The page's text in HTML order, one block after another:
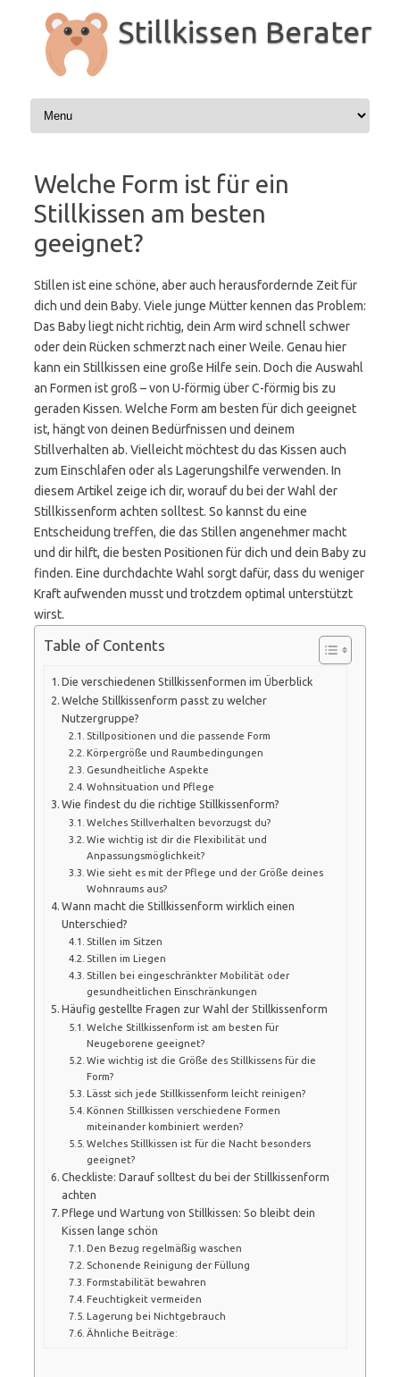
Inhalt
springen
Stillkissen Berater
Welche Form ist für ein
Stillkissen am besten
geeignet?
Stillen ist eine schöne, aber auch herausfordernde Zeit für
dich und dein Baby. Viele junge Mütter kennen das Problem:
Das Baby liegt nicht richtig, dein Arm wird schnell schwer
oder dein Rücken schmerzt nach einer Weile. Genau hier
kann ein Stillkissen eine große Hilfe sein. Doch die Auswahl
an Formen ist groß – von U-förmig über C-förmig bis zu
geraden Kissen. Welche Form am besten für dich geeignet
ist, hängt von deinen Bedürfnissen und deinem
Stillverhalten ab. Vielleicht möchtest du das Kissen auch
zum Einschlafen oder als Lagerungshilfe verwenden. In
diesem Artikel zeige ich dir, worauf du bei der Wahl der
Stillkissenform achten solltest. So kannst du eine
Entscheidung treffen, die das Stillen angenehmer macht
und dir hilft, die besten Positionen für dich und dein Baby zu
finden. Eine durchdachte Wahl sorgt dafür, dass du weniger
Kraft aufwenden musst und trotzdem optimal unterstützt
wirst.
Table of Contents
Die verschiedenen Stillkissenformen im Überblick
Welche Stillkissenform passt zu welcher
Nutzergruppe?
Stillpositionen und die passende Form
Körpergröße und Raumbedingungen
Gesundheitliche Aspekte
Wohnsituation und Pflege
Wie findest du die richtige Stillkissenform?
Welches Stillverhalten bevorzugst du?
Wie wichtig ist dir die Flexibilität und
Anpassungsmöglichkeit?
Wie sieht es mit der Pflege und der Größe deines
Wohnraums aus?
Wann macht die Stillkissenform wirklich einen
Unterschied?
Stillen im Sitzen
Stillen im Liegen
Stillen bei eingeschränkter Mobilität oder
gesundheitlichen Einschränkungen
Häufig gestellte Fragen zur Wahl der Stillkissenform
Welche Stillkissenform ist am besten für
Neugeborene geeignet?
Wie wichtig ist die Größe des Stillkissens für die
Form?
Lässt sich jede Stillkissenform leicht reinigen?
Können Stillkissen verschiedene Formen
miteinander kombiniert werden?
Welches Stillkissen ist für die Nacht besonders
geeignet?
Checkliste: Darauf solltest du bei der Stillkissenform
achten
Pflege und Wartung von Stillkissen: So bleibt dein
Kissen lange schön
Den Bezug regelmäßig waschen
Schonende Reinigung der Füllung
Formstabilität bewahren
Feuchtigkeit vermeiden
Lagerung bei Nichtgebrauch
Ähnliche Beiträge: